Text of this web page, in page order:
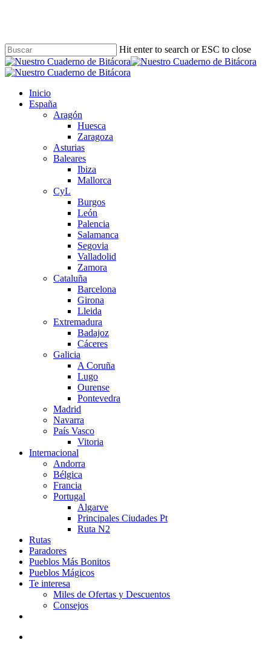
content
Hit enter to search or ESC to close
Close
Search
Buscar
Menu
Inicio
España
Aragón
Huesca
Zaragoza
Asturias
Baleares
Ibiza
Mallorca
CyL
Burgos
León
Palencia
Salamanca
Segovia
Valladolid
Zamora
Cataluña
Barcelona
Girona
Lleida
Extremadura
Badajoz
Cáceres
Galicia
A Coruña
Lugo
Ourense
Pontevedra
Madrid
Navarra
País Vasco
Vitoria
Internacional
Andorra
Bélgica
Francia
Portugal
Algarve
Principales Ciudades Pt
Ruta N2
Rutas
Paradores
Pueblos Más Bonitos
Pueblos Mágicos
Te interesa
Miles de Ofertas y Descuentos
Consejos